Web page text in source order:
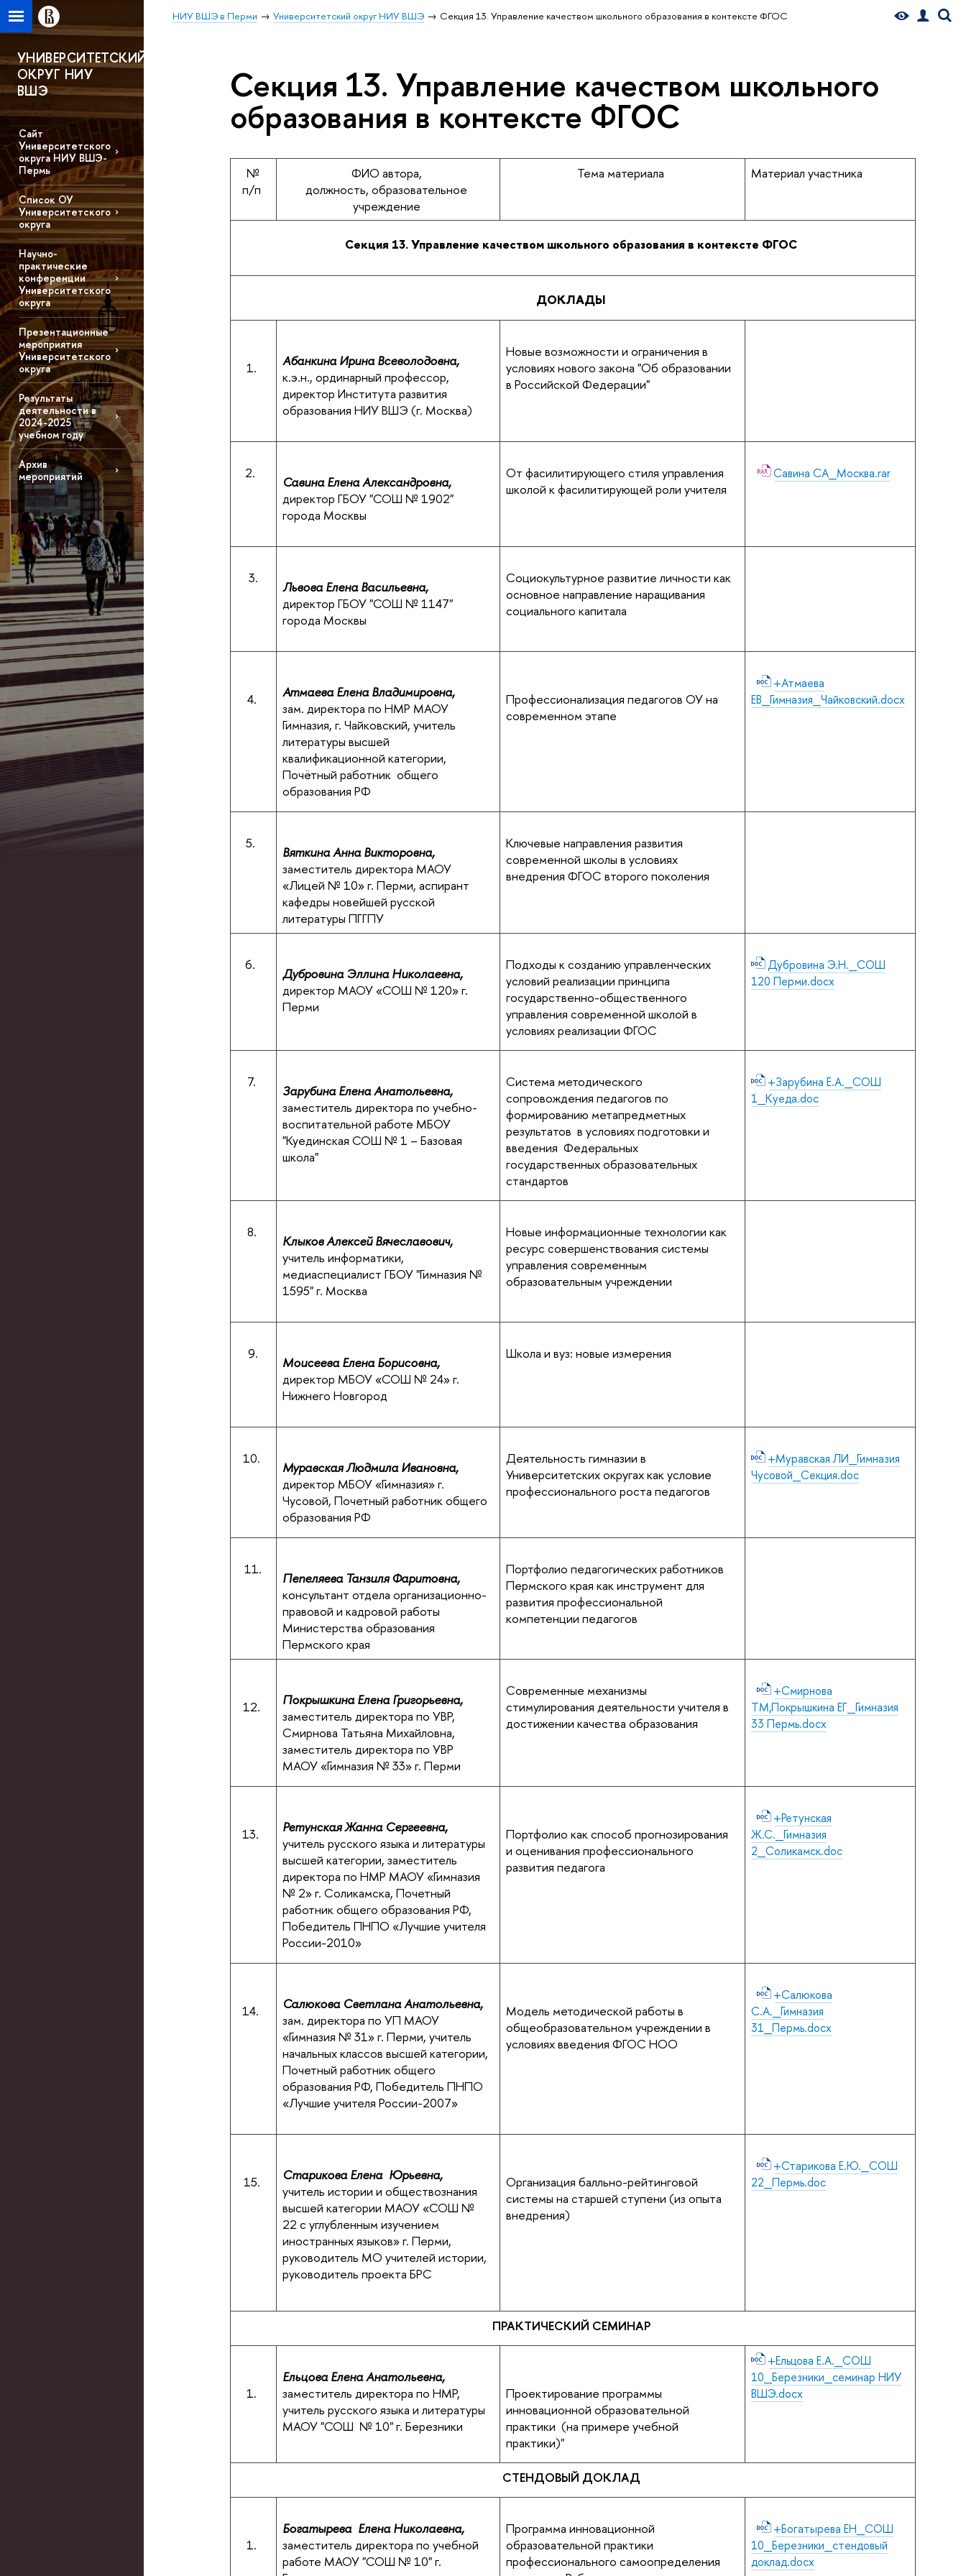
НИУ ВШЭ в Перми Университетский округ НИУ ВШЭ Секция 13. Управление качеством школьного образования в контексте ФГОС
УНИВЕРСИТЕТСКИЙ
ОКРУГ НИУ
ВШЭ
Сайт
Университетского
округа НИУ ВШЭ-
Пермь
Список ОУ
Университетского
округа
Научно-
практические
конференции
Университетского
округа
Презентационные
мероприятия
Университетского
округа
Результаты
деятельности в
2024-2025
учебном году
Архив
мероприятий
Секция 13. Управление качеством школьного
образования в контексте ФГОС
№
п/п
ФИО автора,
должность, образовательное
учреждение
Тема материала Материал участника
Секция 13. Управление качеством школьного образования в контексте ФГОС
ДОКЛАДЫ
1.
Абанкина Ирина Всеволодовна,
к.э.н., ординарный профессор,
директор Института развития
образования НИУ ВШЭ (г. Москва)
Новые возможности и ограничения в
условиях нового закона "Об образовании
в Российской Федерации"
2.
Савина Елена Александровна,
директор ГБОУ "СОШ № 1902"
города Москвы
От фасилитирующего стиля управления
школой к фасилитирующей роли учителя
Савина СА_Москва.rar
3.
Львова Елена Васильевна,
директор ГБОУ "СОШ № 1147"
города Москвы
Социокультурное развитие личности как
основное направление наращивания
социального капитала
4.
Атмаева Елена Владимировна,
зам. директора по НМР МАОУ
Гимназия, г. Чайковский, учитель
литературы высшей
квалификационной категории,
Почётный работник общего
образования РФ
Профессионализация педагогов ОУ на
современном этапе
+Атмаева
ЕВ_Гимназия_Чайковский.docx
5.
Вяткина Анна Викторовна,
заместитель директора МАОУ
«Лицей № 10» г. Перми, аспирант
кафедры новейшей русской
литературы ПГГПУ
Ключевые направления развития
современной школы в условиях
внедрения ФГОС второго поколения
6.
Дубровина Эллина Николаевна,
директор МАОУ «СОШ № 120» г.
Перми
Подходы к созданию управленческих
условий реализации принципа
государственно-общественного
управления современной школой в
условиях реализации ФГОС
Дубровина Э.Н._СОШ
120 Перми.docx
7.
Зарубина Елена Анатольевна,
заместитель директора по учебно-
воспитательной работе МБОУ
"Куединская СОШ № 1 – Базовая
школа"
Система методического
сопровождения педагогов по
формированию метапредметных
результатов в условиях подготовки и
введения Федеральных
государственных образовательных
стандартов
+Зарубина Е.А._СОШ
1_Куеда.doc
8.
Клыков Алексей Вячеславович,
учитель информатики,
медиаспециалист ГБОУ "Гимназия №
1595" г. Москва
Новые информационные технологии как
ресурс совершенствования системы
управления современным
образовательным учреждении
9.
Моисеева Елена Борисовна,
директор МБОУ «СОШ № 24» г.
Нижнего Новгород
Школа и вуз: новые измерения
10.
Муравская Людмила Ивановна,
директор МБОУ «Гимназия» г.
Чусовой, Почетный работник общего
образования РФ
Деятельность гимназии в
Университетских округах как условие
профессионального роста педагогов
+Муравская ЛИ_Гимназия
Чусовой_Секция.doc
11.
Пепеляева Танзиля Фаритовна,
консультант отдела организационно-
правовой и кадровой работы
Министерства образования
Пермского края
Портфолио педагогических работников
Пермского края как инструмент для
развития профессиональной
компетенции педагогов
12.
Покрышкина Елена Григорьевна,
заместитель директора по УВР,
Смирнова Татьяна Михайловна,
заместитель директора по УВР
МАОУ «Гимназия № 33» г. Перми
Современные механизмы
стимулирования деятельности учителя в
достижении качества образования
+Смирнова
ТМ,Покрышкина ЕГ_Гимназия
33 Пермь.docx
13.
Ретунская Жанна Сергеевна,
учитель русского языка и литературы
высшей категории, заместитель
директора по НМР МАОУ «Гимназия
№ 2» г. Соликамска, Почетный
работник общего образования РФ,
Победитель ПНПО «Лучшие учителя
России-2010»
Портфолио как способ прогнозирования
и оценивания профессионального
развития педагога
+Ретунская
Ж.С._Гимназия
2_Соликамск.doc
14.
Салюкова Светлана Анатольевна,
зам. директора по УП МАОУ
«Гимназия № 31» г. Перми, учитель
начальных классов высшей категории,
Почетный работник общего
образования РФ, Победитель ПНПО
«Лучшие учителя России-2007»
Модель методической работы в
общеобразовательном учреждении в
условиях введения ФГОС НОО
+Салюкова
С.А._Гимназия
31_Пермь.docx
15.
Старикова Елена Юрьевна,
учитель истории и обществознания
высшей категории МАОУ «СОШ №
22 с углубленным изучением
иностранных языков» г. Перми,
руководитель МО учителей истории,
руководитель проекта БРС
Организация балльно-рейтинговой
системы на старшей ступени (из опыта
внедрения)
+Старикова Е.Ю._СОШ
22_Пермь.doc
ПРАКТИЧЕСКИЙ СЕМИНАР
1.
Ельцова Елена Анатольевна,
заместитель директора по НМР,
учитель русского языка и литературы
МАОУ "СОШ № 10" г. Березники
Проектирование программы
инновационной образовательной
практики (на примере учебной
практики)"
+Ельцова Е.А._СОШ
10_Березники_семинар НИУ
ВШЭ.docx
СТЕНДОВЫЙ ДОКЛАД
1.
Богатырева Елена Николаевна,
заместитель директора по учебной
работе МАОУ "СОШ № 10" г.
Программа инновационной
образовательной практики
профессионального самоопределения
+Богатырева ЕН_СОШ
10_Березники_стендовый
доклад.docx